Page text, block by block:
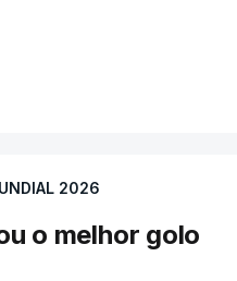
2026
o melhor golo